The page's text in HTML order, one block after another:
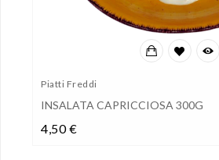
Piatti Freddi
INSALATA CAPRICCIOSA 300G
4,50 €Prezzo